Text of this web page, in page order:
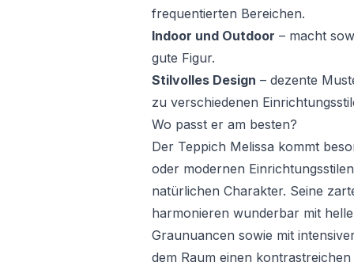
frequentierten Bereichen.
Indoor und Outdoor – macht
gute Figur.
Stilvolles Design – dezente
zu verschiedenen
Wo passt er am besten?
Der Teppich Melissa kommt
oder modernen
natürlichen Charakter. Seine
harmonieren wunderbar mit
Graunuancen sowie mit
dem Raum einen